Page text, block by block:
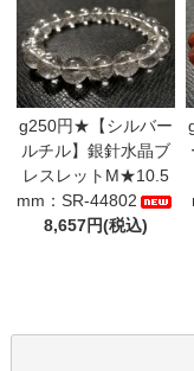
g250円★【シルバー
ルチル】銀針水晶ブ
レスレットM★10.5
mm：SR-44802
8,657円(税込)